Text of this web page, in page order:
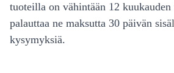
tuoteilla on vähintään 12
palauttaa ne maksutta 30 päivän
kysymyksiä.